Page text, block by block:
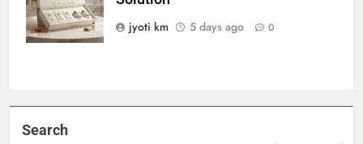
Types
jyoti km
5 days ago 0
Search